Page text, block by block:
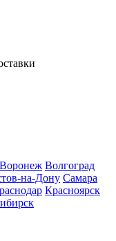
Воронеж Волгоград
на-Дону Самара
Красноярск